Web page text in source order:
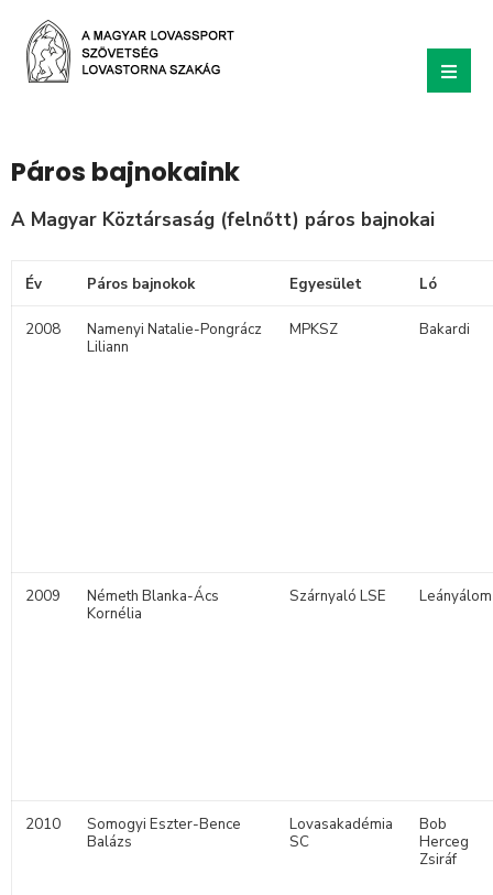
Páros bajnokaink
A Magyar Köztársaság (felnőtt) páros bajnokai
Év Páros bajnokok Egyesület Ló
2008
Namenyi Natalie-Pongrácz
Liliann
MPKSZ Bakardi
2009
Németh Blanka-Ács
Kornélia
Szárnyaló LSE Leányálom
2010
Somogyi Eszter-Bence
Balázs
Lovasakadémia
SC
Bob
Herceg
Zsiráf